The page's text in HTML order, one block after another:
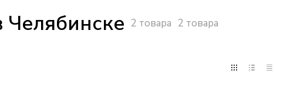
2 товара 2 товара